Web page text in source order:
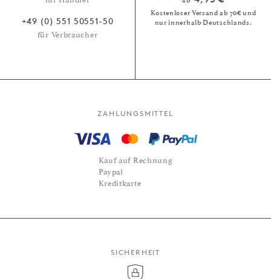
+49 (0) 551 50551-50
für Verbraucher
Kostenloser Versand ab 70€ und
nur innerhalb Deutschlands.
ZAHLUNGSMITTEL
Kauf auf Rechnung
Paypal
Kreditkarte
SICHERHEIT